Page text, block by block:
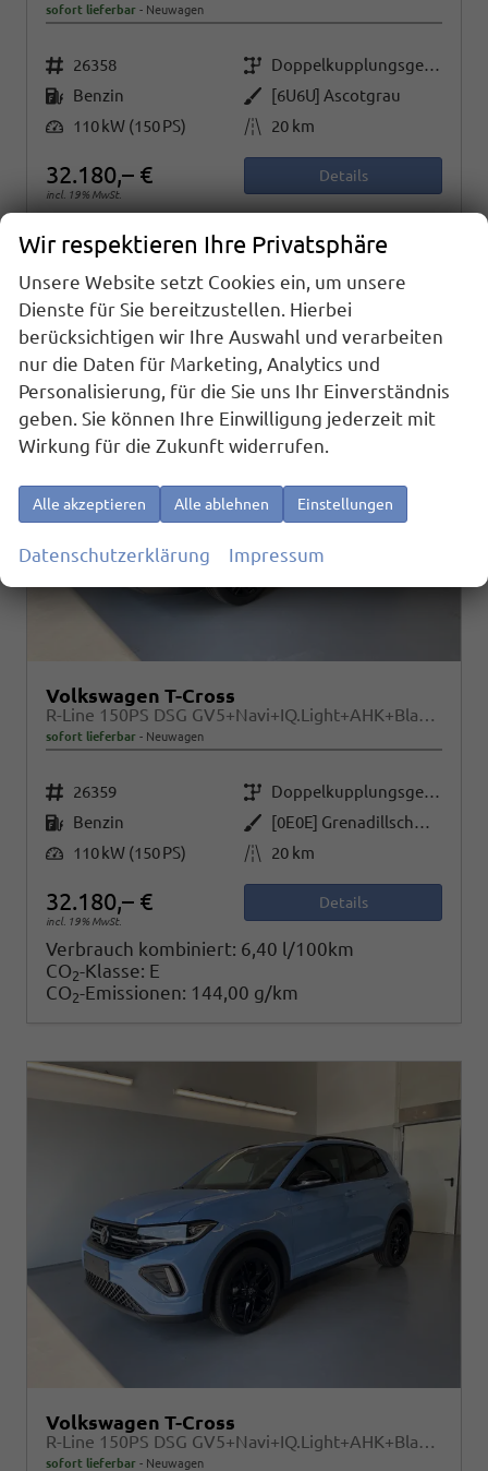
sofort lieferbar Neuwagen
Fahrzeugnr. 26358 Getriebe
Doppelkupplungsgetriebe (DSG)
Kraftstoff Benzin Außenfarbe
[6U6U] Ascotgrau
Leistung 110 kW (150 PS) Kilometerstand 20 km
32.180,– €
incl. 19% MwSt.
Details
CO2-Klasse: E
Volkswagen T-Cross
R-Line 150PS DSG GV5+Navi+IQ.Light+AHK+Black+Cam+Keyless+Side+Climatronic
sofort lieferbar Neuwagen
Fahrzeugnr. 26359 Getriebe
Doppelkupplungsgetriebe (DSG)
Kraftstoff Benzin Außenfarbe
[0E0E] Grenadillschwarz Metallic
Leistung 110 kW (150 PS) Kilometerstand 20 km
32.180,– €
incl. 19% MwSt.
Details
Verbrauch kombiniert: 6,40 l/100km
CO2-Klasse: E
CO2-Emissionen: 144,00 g/km
Volkswagen T-Cross
R-Line 150PS DSG GV5+Navi+IQ.Light+AHK+Black+Cam+Keyless+Side+Climatronic
sofort lieferbar Neuwagen
Wir respektieren Ihre Privatsphäre
Unsere Website setzt Cookies ein, um unsere
Dienste für Sie bereitzustellen. Hierbei
berücksichtigen wir Ihre Auswahl und verarbeiten
nur die Daten für Marketing, Analytics und
Personalisierung, für die Sie uns Ihr Einverständnis
geben. Sie können Ihre Einwilligung jederzeit mit
Wirkung für die Zukunft widerrufen.
Alle akzeptieren Alle ablehnen Einstellungen
Datenschutzerklärung Impressum